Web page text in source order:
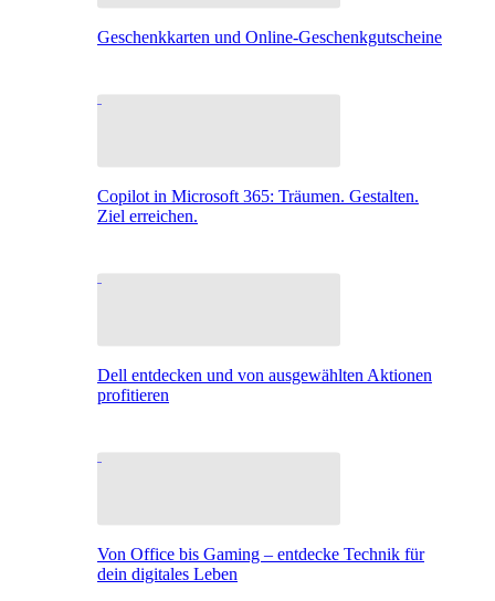
Geschenkkarten und Online-Geschenkgutscheine
Copilot in Microsoft 365: Träumen. Gestalten.
Ziel erreichen.
Dell entdecken und von ausgewählten Aktionen
profitieren
Von Office bis Gaming – entdecke Technik für
dein digitales Leben